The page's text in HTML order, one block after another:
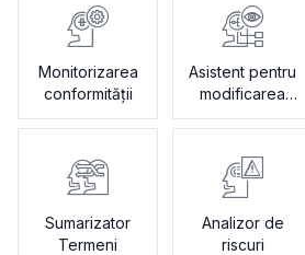
Monitorizarea
conformității
Asistent pentru
modificarea
contractelor
Sumarizator
Termeni
Analizor de
riscuri